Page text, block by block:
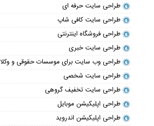
طراحی سایت حرفه ای
طراحی سایت کافی شاپ
طراحی فروشگاه اینترنتی
طراحی سایت خبری
طراحی وب سایت برای موسسات حقوقی و وکلا
طراحی سایت شخصی
طراحی سایت تخفیف گروهی
طراحی اپلیکیشن موبایل
طراحی اپلیکیشن اندروید